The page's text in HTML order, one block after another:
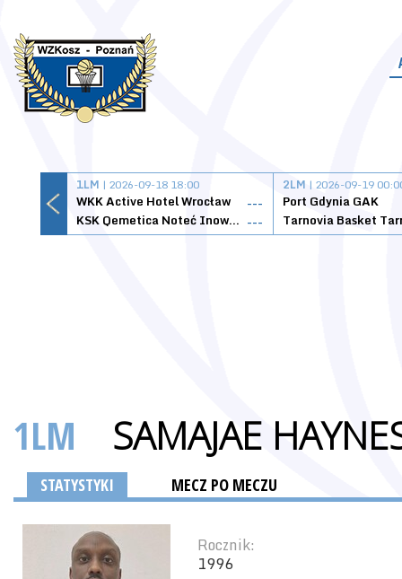
1LM | 2026-09-18 18:00
WKK Active Hotel Wrocław
---
KSK Qemetica Noteć Inowrocław ---
2LM | 2026-09-19
Port Gdynia GAK
1LM SAMAJAE
STATYSTYKI MECZ PO MECZU
Rocznik:
1996